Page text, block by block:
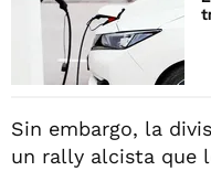
Sin embargo, la
un rally alcista que